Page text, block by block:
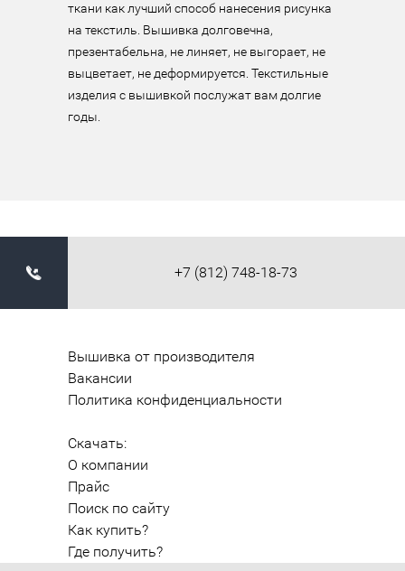
ткани как лучший способ нанесения рисунка
на текстиль. Вышивка долговечна,
презентабельна, не линяет, не выгорает, не
выцветает, не деформируется. Текстильные
изделия с вышивкой послужат вам долгие
годы.
+7 (812) 748-18-73
Вышивка от производителя
Вакансии
Политика конфиденциальности
Скачать:
О компании
Прайс
Поиск по сайту
Как купить?
Где получить?